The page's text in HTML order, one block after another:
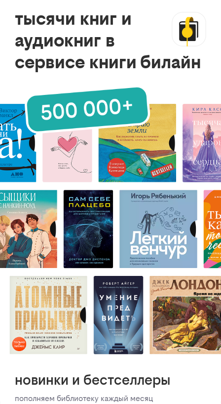
тысячи книг и
аудиокниг в
сервисе книги билайн
новинки и бестселлеры
пополняем библиотеку каждый месяц